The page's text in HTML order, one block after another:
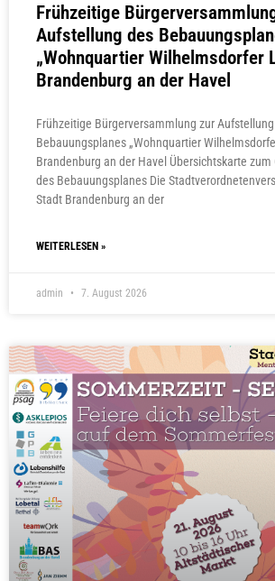
Frühzeitige
Aufstellung des
„Wohnquartier Wilhelmsdorfer
Brandenburg an der Havel
Frühzeitige Bürgerversammlung zur
Bebauungsplanes „Wohnquartier
Brandenburg an der Havel Übersichtskarte zum
des Bebauungsplanes Die
Stadt Brandenburg an der
WEITERLESEN »
admin 7. August 2026